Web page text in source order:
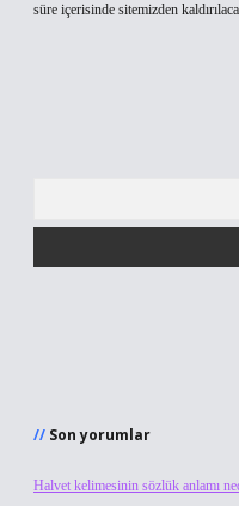
süre içerisinde sitemizden
Son yorumlar
Halvet kelimesinin sözlük anlamı